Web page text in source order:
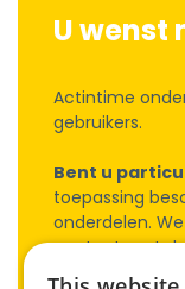
U wenst
Actintime
gebruikers.
Bent u
toepassing
onderdelen.
contact met